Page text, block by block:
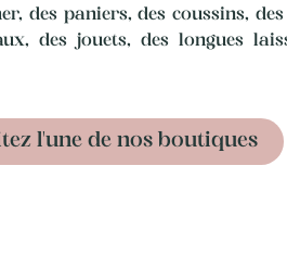
des paniers, des coussins, des
des jouets, des longues
l'une de nos boutiques